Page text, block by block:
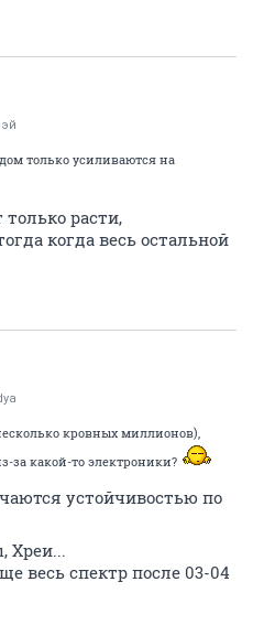
только усиливаются на
расти,
когда весь остальной
кровных миллионов),
за какой-то электроники?
устойчивостью по
Хреи...
весь спектр после 03-04